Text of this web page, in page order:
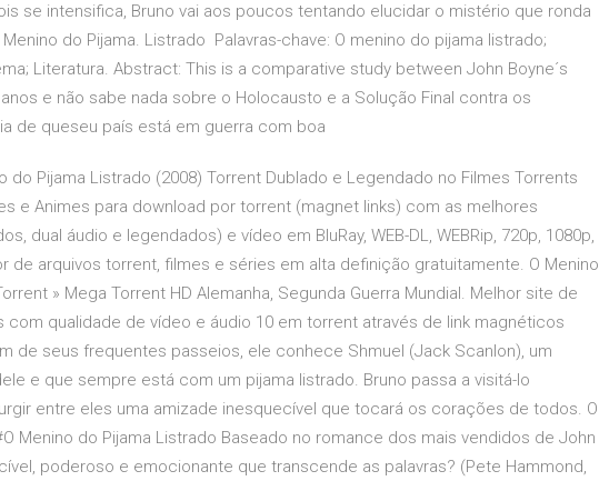
se intensifica, Bruno vai aos poucos tentando elucidar o mistério que ronda
do Pijama. Listrado Palavras-chave: O menino do pijama listrado;
Literatura. Abstract: This is a comparative study between John Boyne´s
e não sabe nada sobre o Holocausto e a Solução Final contra os
de queseu país está em guerra com boa
do Pijama Listrado (2008) Torrent Dublado e Legendado no Filmes Torrents
e Animes para download por torrent (magnet links) com as melhores
dual áudio e legendados) e vídeo em BluRay, WEB-DL, WEBRip, 720p, 1080p,
de arquivos torrent, filmes e séries em alta definição gratuitamente. O Menino
» Mega Torrent HD Alemanha, Segunda Guerra Mundial. Melhor site de
qualidade de vídeo e áudio 10 em torrent através de link magnéticos
de seus frequentes passeios, ele conhece Shmuel (Jack Scanlon), um
e que sempre está com um pijama listrado. Bruno passa a visitá-lo
entre eles uma amizade inesquecível que tocará os corações de todos. O
Menino do Pijama Listrado Baseado no romance dos mais vendidos de John
poderoso e emocionante que transcende as palavras? (Pete Hammond,